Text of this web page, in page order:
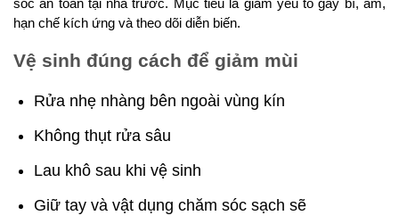
hạn chế kích ứng và theo dõi diễn biến.
Vệ sinh đúng cách để giảm mùi
Rửa nhẹ nhàng bên ngoài vùng kín
Không thụt rửa sâu
Lau khô sau khi vệ sinh
Giữ tay và vật dụng chăm sóc sạch sẽ